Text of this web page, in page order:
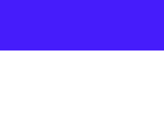
посадовцю